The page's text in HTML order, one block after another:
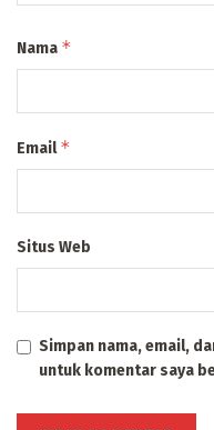
Nama *
Email*
Situs Web
Simpan nama, email,
untuk komentar saya